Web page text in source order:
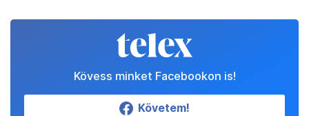
Kövess minket Facebookon is!
Követem!